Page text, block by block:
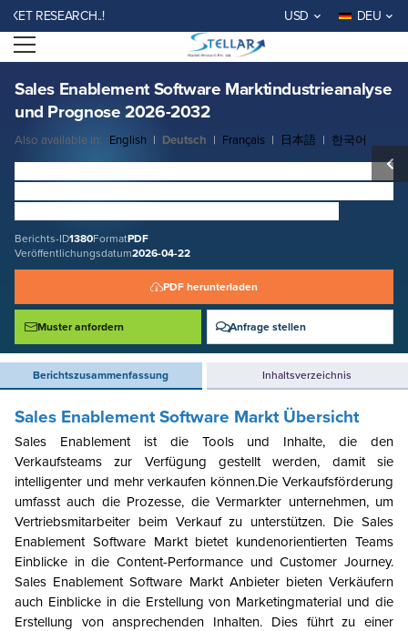
RESEARCH..! USD DEU
Open menu
Sales Enablement Software Marktindustrieanalyse
und Prognose 2026-2032
Also available in: English | Deutsch | Français | 日本語 | 한국어
Es wird erwartet, dass
Berichts-ID1380FormatPDF
Veröffentlichungsdatum2026-04-22
PDF herunterladen
Muster anfordern Anfrage stellen
Berichtszusammenfassung Inhaltsverzeichnis
Sales Enablement Software Marktindustrieanalyse und Prognose 2026-
2032
Berichts-ID: SMR_1380
KOSTENLOSE PROBE ANFORDERN JETZT KAUFEN
Sales Enablement Software MarktÜbersicht
Sales Enablement ist die Tools und Inhalte, die den
Verkaufsteams zur Verfügung gestellt werden, damit sie
intelligenter und mehr verkaufen können.Die Verkaufsförderung
umfasst auch die Prozesse, die Vermarkter unternehmen, um
Vertriebsmitarbeiter beim Verkauf zu unterstützen. Die Sales
Enablement Software Marktbietet kundenorientierten Teams
Einblicke in die Content-Performance und Customer Journey.
Sales Enablement Software MarktAnbieter bieten Verkäufern
auch Einblicke in die Erstellung von Marketingmaterial und die
Erstellung von ansprechenden Inhalten. Dies führt zu einer